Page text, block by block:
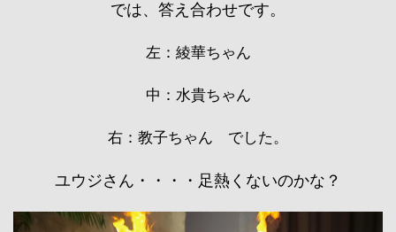
では、答え合わせです。
左：綾華ちゃん
中：水貴ちゃん
右：教子ちゃん でした。
ユウジさん・・・・足熱くないのかな？